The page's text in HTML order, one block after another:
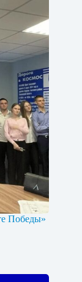
Победы»